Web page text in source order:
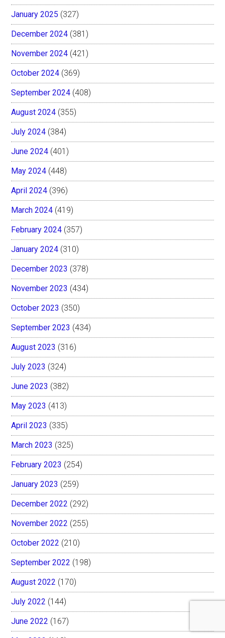
January 2025 (327)
December 2024 (381)
November 2024 (421)
October 2024 (369)
September 2024 (408)
August 2024 (355)
July 2024 (384)
June 2024 (401)
May 2024 (448)
April 2024 (396)
March 2024 (419)
February 2024 (357)
January 2024 (310)
December 2023 (378)
November 2023 (434)
October 2023 (350)
September 2023 (434)
August 2023 (316)
July 2023 (324)
June 2023 (382)
May 2023 (413)
April 2023 (335)
March 2023 (325)
February 2023 (254)
January 2023 (259)
December 2022 (292)
November 2022 (255)
October 2022 (210)
September 2022 (198)
August 2022 (170)
July 2022 (144)
June 2022 (167)